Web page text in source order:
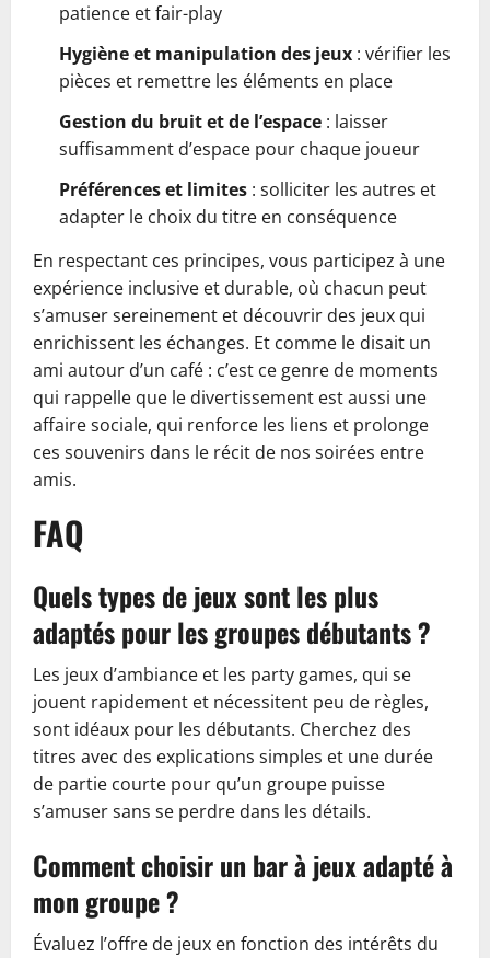
patience et fair-play
Hygiène et manipulation des jeux : vérifier les
pièces et remettre les éléments en place
Gestion du bruit et de l’espace : laisser
suffisamment d’espace pour chaque joueur
Préférences et limites : solliciter les autres et
adapter le choix du titre en conséquence
En respectant ces principes, vous participez à une
expérience inclusive et durable, où chacun peut
s’amuser sereinement et découvrir des jeux qui
enrichissent les échanges. Et comme le disait un
ami autour d’un café : c’est ce genre de moments
qui rappelle que le divertissement est aussi une
affaire sociale, qui renforce les liens et prolonge
ces souvenirs dans le récit de nos soirées entre
amis.
FAQ
Quels types de jeux sont les plus
adaptés pour les groupes débutants ?
Les jeux d’ambiance et les party games, qui se
jouent rapidement et nécessitent peu de règles,
sont idéaux pour les débutants. Cherchez des
titres avec des explications simples et une durée
de partie courte pour qu’un groupe puisse
s’amuser sans se perdre dans les détails.
Comment choisir un bar à jeux adapté à
mon groupe ?
Évaluez l’offre de jeux en fonction des intérêts du